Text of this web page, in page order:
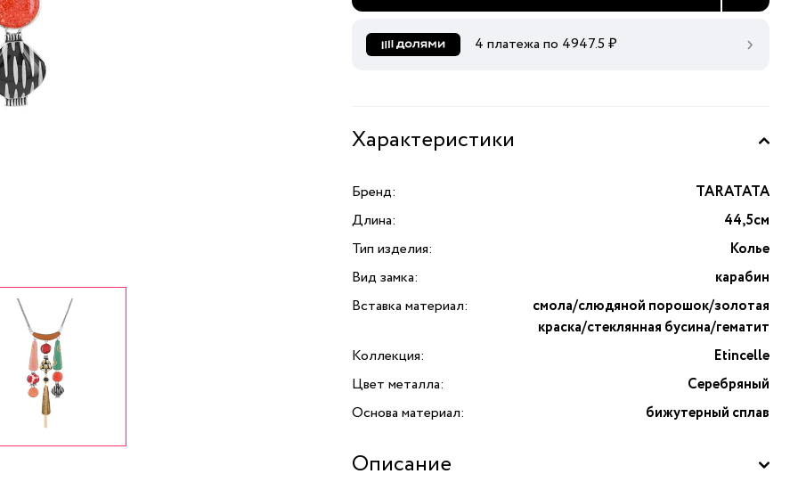
4 платежа по 4947.5 ₽
Характеристики
Бренд:
TARATATA
Длина:
44,5см
Тип изделия:
Колье
Вид замка:
карабин
Вставка материал:
смола/слюдяной порошок/золотая
краска/стеклянная бусина/гематит
Коллекция:
Etincelle
Цвет металла:
Серебряный
Основа материал:
бижутерный сплав
Описание